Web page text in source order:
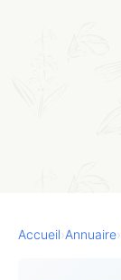
Accueil›Annuaire›